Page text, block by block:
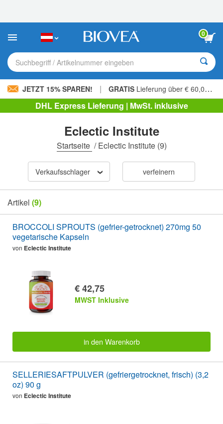
Sie:
Website
ein
Barrierefreiheitssystem.
0
Suchbegriff / Artikelnummer eingeben
JETZT 15% SPAREN! | GRATIS Lieferung über € 60,00 »
DHL Express Lieferung | MwSt. inklusive
Eclectic Institute
Startseite /Eclectic Institute(9)
Verkaufsschlager verfeinern
Artikel (9)
BROCCOLI SPROUTS (gefrier-getrocknet) 270mg 50
vegetarische Kapseln
von Eclectic Institute
€ 42,75
MWST Inklusive
in den Warenkorb
SELLERIESAFTPULVER (gefriergetrocknet, frisch) (3,2
oz) 90 g
von Eclectic Institute